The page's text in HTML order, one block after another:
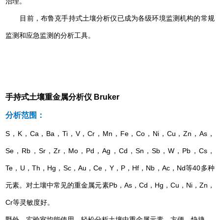
目前，布鲁克手持式土壤分析仪已成为各级环境监测机构的常规
监测和应急监测的分析工具。
手持式土壤重金属分析仪 Bruker
分析范围：
S，K，Ca，Ba，Ti，V，Cr，Mn，Fe，Co，Ni，Cu，Zn，As，
Se，Rb，Sr，Zr，Mo，Pd，Ag，Cd，Sn，Sb，W，Pb，Cs，
Te，U，Th，Hg，Sc，Au，Ce，Y，P，Hf，Nb，Ac，Nd等40多种
元素。对土壤中常见的重金属元素Pb，As，Cd，Hg，Cu，Ni，Zn，
Cr等灵敏度好。